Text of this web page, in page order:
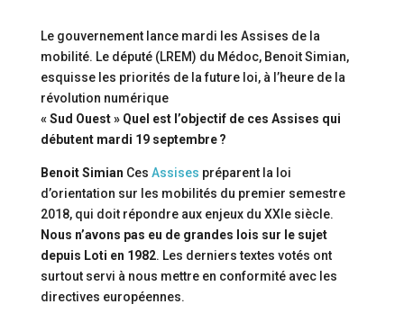
Le gouvernement lance mardi les Assises de la
mobilité. Le député (LREM) du Médoc, Benoit Simian,
esquisse les priorités de la future loi, à l’heure de la
révolution numérique
« Sud Ouest » Quel est l’objectif de ces Assises qui
débutent mardi 19 septembre ?
Benoit Simian Ces Assises préparent la loi
d’orientation sur les mobilités du premier semestre
2018, qui doit répondre aux enjeux du XXIe siècle.
Nous n’avons pas eu de grandes lois sur le sujet
depuis Loti en 1982. Les derniers textes votés ont
surtout servi à nous mettre en conformité avec les
directives européennes.